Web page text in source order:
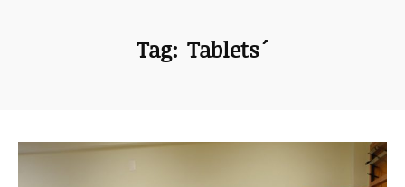
Tag: Tablets´